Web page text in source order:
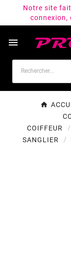
Notre site
connexion,

COIFFEUR
SANGLIER